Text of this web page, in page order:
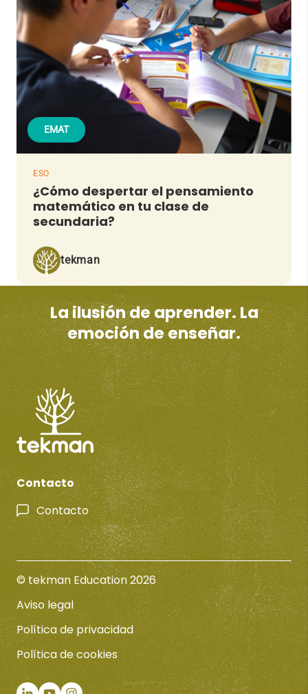
EMAT
ESO
¿Cómo despertar el pensamiento
matemático en tu clase de
secundaria?
tekman
La ilusión de aprender. La
emoción de enseñar.
Contacto
Contacto
© tekman Education 2026
Aviso legal
Política de privacidad
Política de cookies